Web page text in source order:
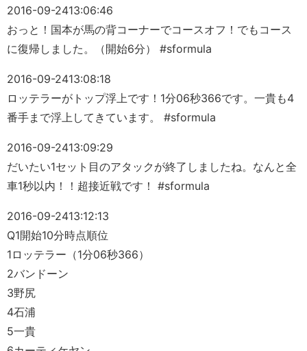
2016-09-2413:06:46
おっと！国本が馬の背コーナーでコースオフ！でもコース
に復帰しました。（開始6分） #sformula
2016-09-2413:08:18
ロッテラーがトップ浮上です！1分06秒366です。一貴も4
番手まで浮上してきています。 #sformula
2016-09-2413:09:29
だいたい1セット目のアタックが終了しましたね。なんと全
車1秒以内！！超接近戦です！ #sformula
2016-09-2413:12:13
Q1開始10分時点順位
1ロッテラー（1分06秒366）
2バンドーン
3野尻
4石浦
5一貴